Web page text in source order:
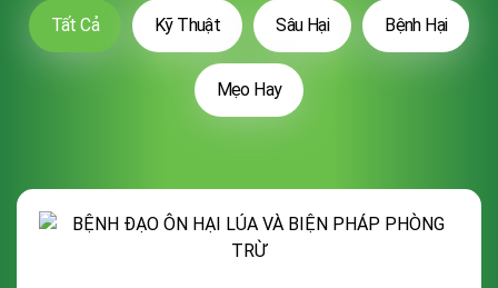
Tất Cả Kỹ Thuật Sâu Hại Bệnh Hại
Mẹo Hay